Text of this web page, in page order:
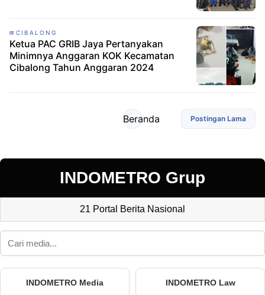
CIBALONG
Ketua PAC GRIB Jaya Pertanyakan
Minimnya Anggaran KOK Kecamatan
Cibalong Tahun Anggaran 2024
Postingan Lama
Beranda
INDOMETRO Grup
21 Portal Berita Nasional
INDOMETRO Media INDOMETRO Law